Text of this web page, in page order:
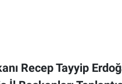
Recep Tayyip